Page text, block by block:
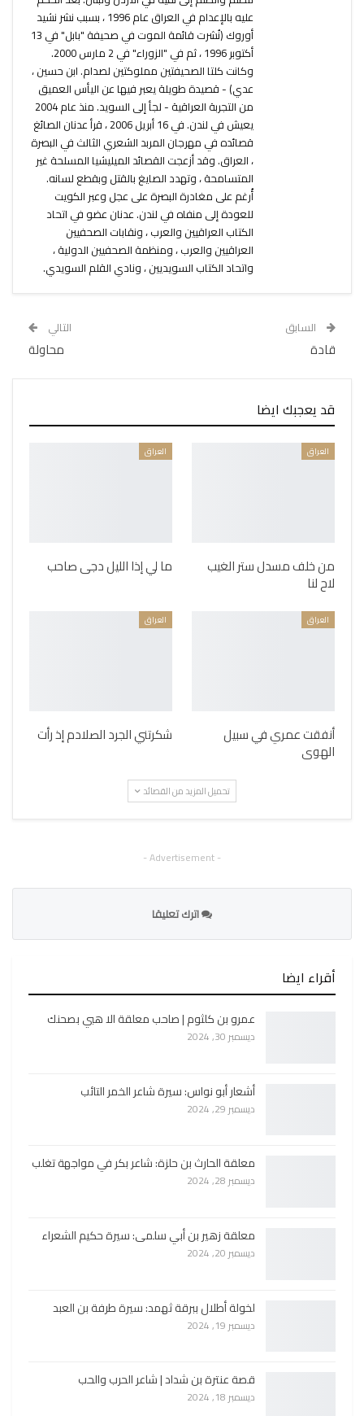
عليه بالإعدام في العراق عام 1996 ، بسبب نشر نشيد
أوروك (نُشرت قائمة الموت في صحيفة "بابل" في 13
أكتوبر 1996 ، ثم في "الزوراء" في 2 مارس 2000.
وكانت كلتا الصحيفتين مملوكتين لصدام. ابن حسين ،
عدي) - قصيدة طويلة يعبر فيها عن اليأس العميق
من التجربة العراقية - لجأ إلى السويد. منذ عام 2004
يعيش في لندن. في 16 أبريل 2006 ، قرأ عدنان الصائغ
قصائده في مهرجان المربد الشعري الثالث في البصرة
، العراق. وقد أزعجت القصائد الميليشيا المسلحة غير
المتسامحة ، وتهدد الصايغ بالقتل وبقطع لسانه.
أُرغم على مغادرة البصرة على عجل وعبر الكويت
للعودة إلى منفاه في لندن. عدنان عضو في اتحاد
الكتاب العراقيين والعرب ، ونقابات الصحفيين
العراقيين والعرب ، ومنظمة الصحفيين الدولية ،
واتحاد الكتاب السويديين ، ونادي القلم السويدي.
السابق
قادة
التالي
محاولة
قد يعجبك ايضا
العراق
من خلف مسدل ستر الغيب
لاح لنا
العراق
ما لي إذا الليل دجى صاحب
العراق
أنفقت عمري في سبيل
الهوى
العراق
شكرتني الجرد الصلادم إذ رأت
تحميل المزيد من القصائد
- Advertisement -
اترك تعليقا
أقراء ايضا
عمرو بن كلثوم | صاحب معلقة الا هبي بصحنك
ديسمبر 30, 2024
أشعار أبو نواس: سيرة شاعر الخمر التائب
ديسمبر 29, 2024
معلقة الحارث بن حلزة: شاعر بكر في مواجهة تغلب
ديسمبر 28, 2024
معلقة زهير بن أبي سلمى: سيرة حكيم الشعراء
ديسمبر 20, 2024
لخولة أطلال ببرقة ثهمد: سيرة طرفة بن العبد
ديسمبر 19, 2024
قصة عنترة بن شداد | شاعر الحرب والحب
ديسمبر 18, 2024